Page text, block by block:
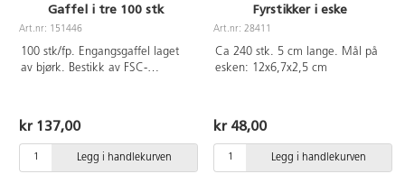
Gaffel i tre 100 stk
Art.nr: 151446
100 stk/fp. Engangsgaffel laget
av bjørk. Bestikk av FSC-
kr 137,00
Legg i handlekurven
Fyrstikker i eske
Art.nr: 28411
Ca 240 stk. 5 cm lange. Mål på
esken: 12x6,7x2,5 cm
kr 48,00
Legg i handlekurven